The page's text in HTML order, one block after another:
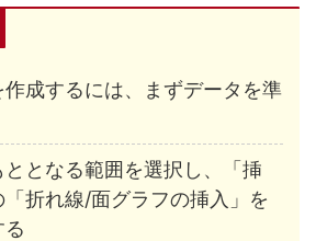
成するには、まずデータを準
ととなる範囲を選択し、「挿
「折れ線/面グラフの挿入」を
る